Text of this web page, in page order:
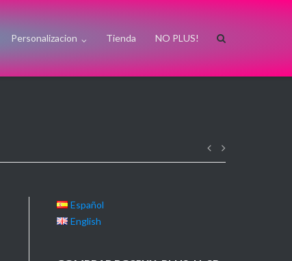
Personalizacion Tienda NO PLUS!
Navegación
Español
English